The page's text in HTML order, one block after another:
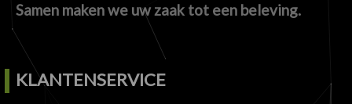
Samen maken we uw zaak tot een beleving.
KLANTENSERVICE